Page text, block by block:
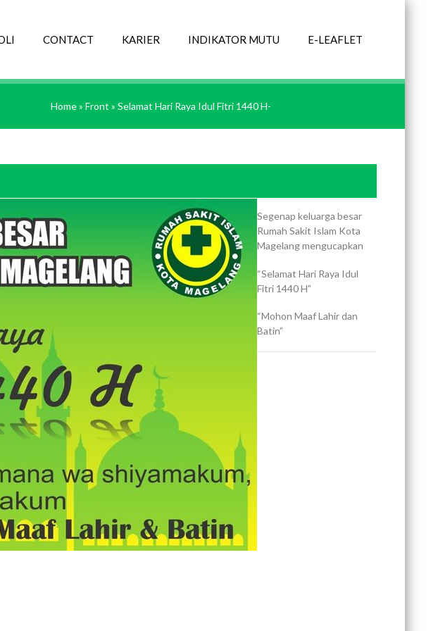
CONTACT KARIER INDIKATOR MUTU E-LEAFLET
Home» Front » Selamat Hari Raya Idul Fitri 1440 H-
Segenap keluarga besar
Rumah Sakit Islam Kota
Magelang mengucapkan
“Selamat Hari Raya Idul
Fitri 1440 H”
“Mohon Maaf Lahir dan
Batin”